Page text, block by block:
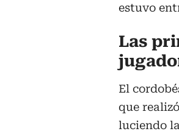
estuvo
Las
El
que
luciendo